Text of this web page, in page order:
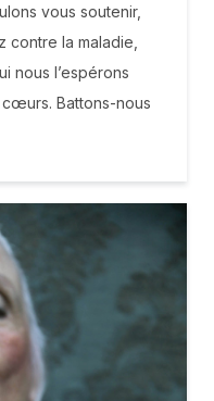
vous soutenir,
contre la maladie,
nous l’espérons
Battons-nous